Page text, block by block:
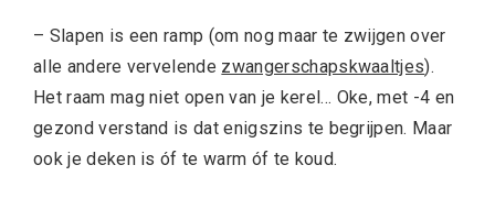
– Slapen is een ramp (om nog maar te zwijgen over
alle andere vervelende zwangerschapskwaaltjes).
Het raam mag niet open van je kerel… Oke, met -4 en
gezond verstand is dat enigszins te begrijpen. Maar
ook je deken is óf te warm óf te koud.